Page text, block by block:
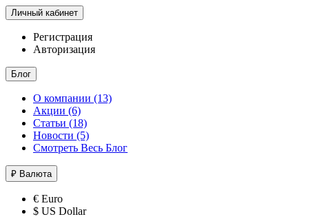
Личный кабинет
Регистрация
Авторизация
Блог
О компании (13)
Акции (6)
Статьи (18)
Новости (5)
Смотреть Весь Блог
₽ Валюта
€ Euro
$ US Dollar